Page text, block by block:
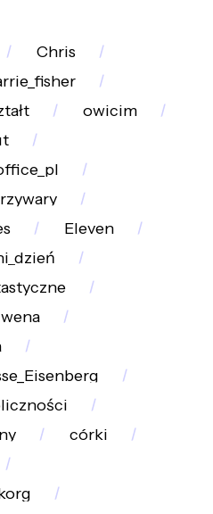
Chris
owicim
Eleven
wena
córki